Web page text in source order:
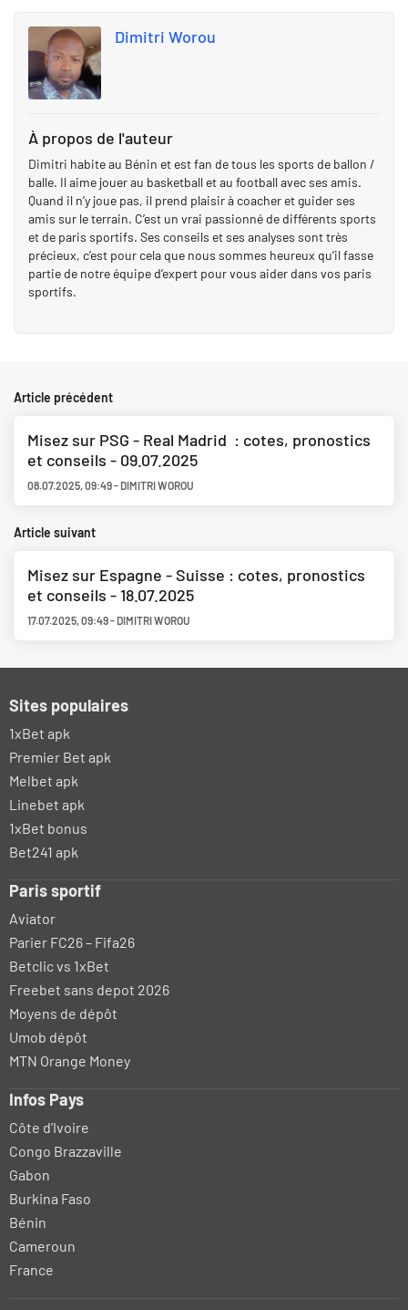
Dimitri Worou
À propos de l'auteur
Dimitri habite au Bénin et est fan de tous les sports de ballon /
balle. Il aime jouer au basketball et au football avec ses amis.
Quand il n’y joue pas, il prend plaisir à coacher et guider ses
amis sur le terrain. C’est un vrai passionné de différents sports
et de paris sportifs. Ses conseils et ses analyses sont très
précieux, c’est pour cela que nous sommes heureux qu’il fasse
partie de notre équipe d’expert pour vous aider dans vos paris
sportifs.
Article précédent
Misez sur PSG - Real Madrid : cotes, pronostics
et conseils - 09.07.2025
08.07.2025,09:49- DIMITRI WOROU
Article suivant
Misez sur Espagne - Suisse : cotes, pronostics
et conseils - 18.07.2025
17.07.2025,09:49- DIMITRI WOROU
Sites populaires
1xBet apk
Premier Bet apk
Melbet apk
Linebet apk
1xBet bonus
Bet241 apk
Paris sportif
Aviator
Parier FC26 – Fifa26
Betclic vs 1xBet
Freebet sans depot 2026
Moyens de dépôt
Umob dépôt
MTN Orange Money
Infos Pays
Côte d’Ivoire
Congo Brazzaville
Gabon
Burkina Faso
Bénin
Cameroun
France